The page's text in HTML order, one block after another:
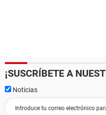
¡SUSCRÍBETE A
Noticias